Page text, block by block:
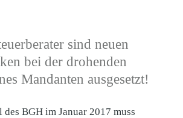
sind neuen
bei der drohenden
Mandanten ausgesetzt!
BGH im Januar 2017 muss